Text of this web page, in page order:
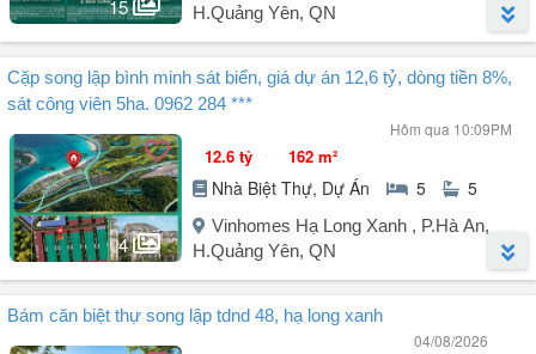
----------
Bàn giao 2028 trùng thời điểm hạ tầng bứt phá.
15
H.Quảng Yên, QN
Người đăng: Ngọc Anh Bđs Hạ Long (12 tin đăng)
Đại lý F1 phân phối dự án Vinhomes Global Gate Hạ Long
- Châu Á 1.550ha
- Châu Âu 1.480ha
- Châu Mỹ 935ha
- Châu Úc 792ha
- Kỳ quan mới 788ha
Vốn đầu tư 18 tỷ USD | 380.000 cư dân
phút
47 tiện ích all-in-one chuẩn quốc tế, nổi bật với:
Cặp song lập bình minh sát biển, giá dự án 12,6 tỷ, dòng tiền 8%,
sát công viên 5ha. 0962 284 ***
Hôm qua 10:09PM
4
12.6 tỷ 162 m²
Nhà Biệt Thự, Dự Án 5 5
Vinhomes Hạ Long Xanh , P.Hà An,
H.Quảng Yên, QN
Người đăng: Bùi Hoàng Việt
(28 tin đăng)
Em Việt xin giới thiệu cặp song lập 162m² BM68 chỉ cách công viên,
Bám căn biệt thự song lập tdnd 48, hạ long xanh
04/08/2026